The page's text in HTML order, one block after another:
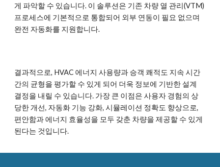
게 파악할 수 있습니다. 이 솔루션은 기존 차량 열 관리(VTM)
프로세스에 기본적으로 통합되어 외부 연동이 필요 없으며
완전 자동화를 지원합니다.
결과적으로, HVAC 에너지 사용량과 승객 쾌적도 지속 시간
간의 균형을 평가할 수 있게 되어 더욱 정보에 기반한 설계
결정을 내릴 수 있습니다. 가장 큰 이점은 사용자 경험의 상
당한 개선, 자동화 기능 강화, 시뮬레이션 정확도 향상으로,
편안함과 에너지 효율성을 모두 갖춘 차량을 제공할 수 있게
된다는 것입니다.